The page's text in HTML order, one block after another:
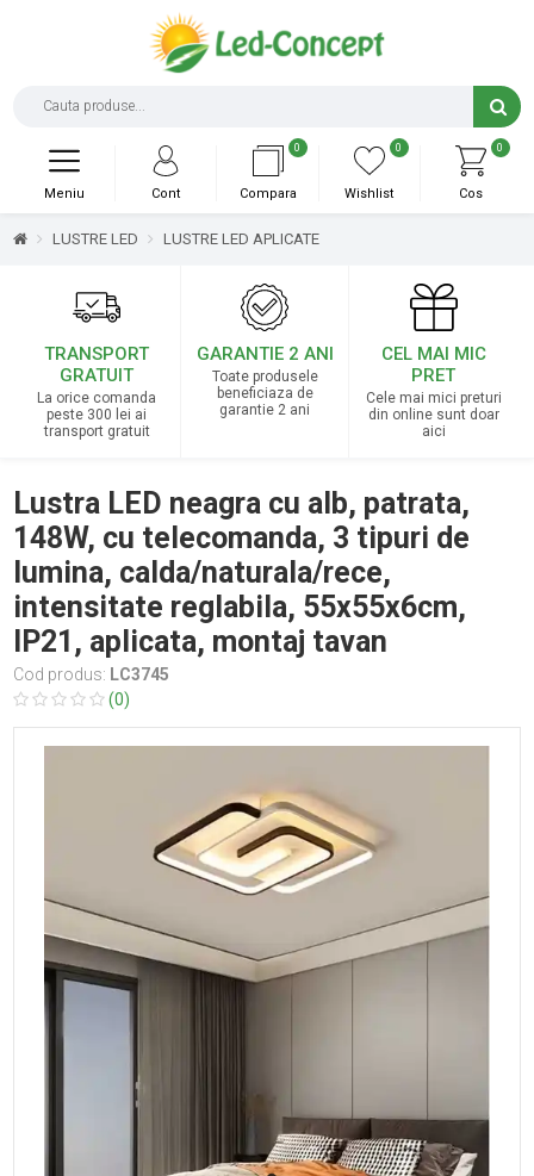
0
Cos
0
Wishlist
0
Compara
Cont
Meniu
LUSTRE LED LUSTRE LED APLICATE
TRANSPORT
GRATUIT
La orice comanda
peste 300 lei ai
transport gratuit
GARANTIE 2 ANI
Toate produsele
beneficiaza de
garantie 2 ani
CEL MAI MIC
PRET
Cele mai mici preturi
din online sunt doar
aici
Lustra LED neagra cu alb, patrata,
148W, cu telecomanda, 3 tipuri de
lumina, calda/naturala/rece,
intensitate reglabila, 55x55x6cm,
IP21, aplicata, montaj tavan
Cod produs: LC3745
(0)